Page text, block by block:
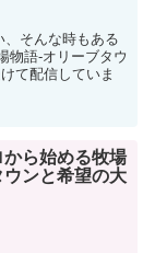
そんな時もある
物語-オリーブタウ
て配信していま
から始める牧場
ンと希望の大